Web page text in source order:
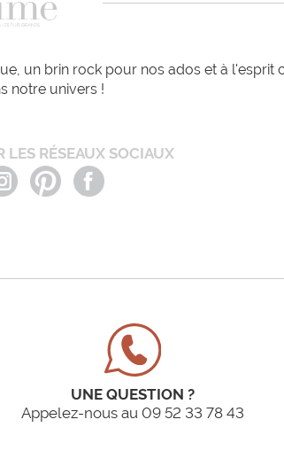
un brin rock pour nos ados et à l'esprit
notre univers !
RÉSEAUX SOCIAUX
UNE QUESTION ?
Appelez-nous au 09 52 33 78 43